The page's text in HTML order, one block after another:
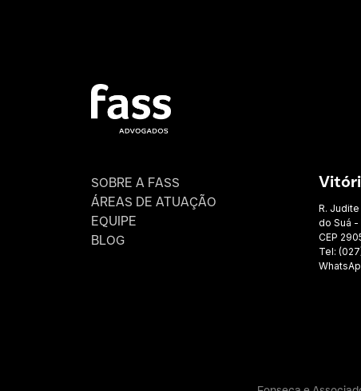
SOBRE A FASS
ÁREAS DE ATUAÇÃO
EQUIPE
BLOG
R.
do Suá -
CEP
Tel: